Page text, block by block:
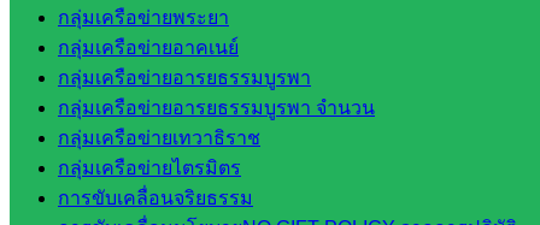
กลุ่มเครือข่ายพระยา
กลุ่มเครือข่ายอาคเนย์
กลุ่มเครือข่ายอารยธรรมบูรพา
กลุ่มเครือข่ายอารยธรรมบูรพา จำนวน
กลุ่มเครือข่ายเทวาธิราช
กลุ่มเครือข่ายไตรมิตร
การขับเคลื่อนจริยธรรม
โยบาย
และแผน
กลุ่มส่ง
เสริมการ
จัดการ
ศึกษา
กลุ่ม
บริหาร